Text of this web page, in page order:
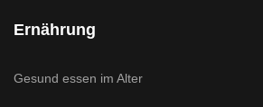
Ernährung
Gesund essen im Alter